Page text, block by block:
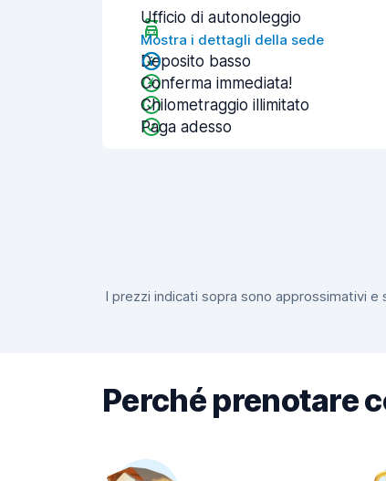
Ufficio di autonoleggio
Mostra i dettagli della sede
Deposito basso
Conferma immediata!
Chilometraggio illimitato
Paga adesso
I prezzi indicati sopra sono approssimativi
Perché prenotare